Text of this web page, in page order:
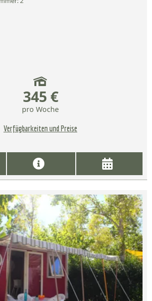
345 €
pro Woche
Verfügbarkeiten und Preise